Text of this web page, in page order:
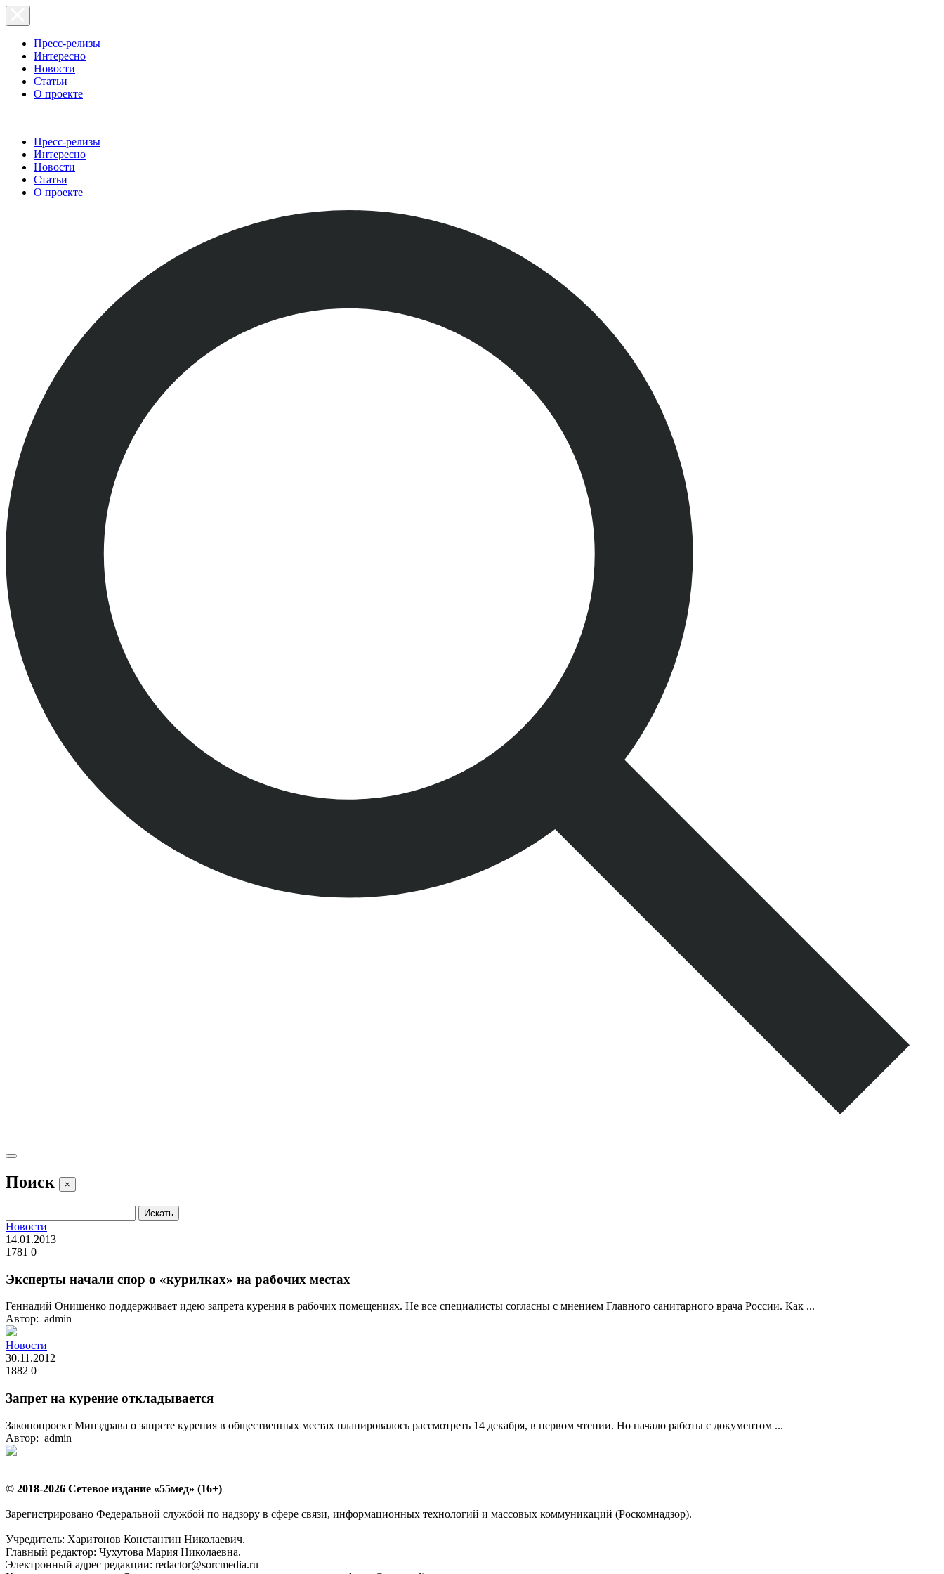
Пресс-релизы
Интересно
Новости
Статьи
О проекте
Пресс-релизы
Интересно
Новости
Статьи
О проекте
Поиск ×
Новости
14.01.2013
1781 0
Эксперты начали спор о «курилках» на рабочих местах
Геннадий Онищенко поддерживает идею запрета курения в рабочих помещениях. Не все специалисты согласны с мнением Главного санитарного врача России. Как ...
Автор: admin
Новости
30.11.2012
1882 0
Запрет на курение откладывается
Законопроект Минздрава о запрете курения в общественных местах планировалось рассмотреть 14 декабря, в первом чтении. Но начало работы с документом ...
Автор: admin
© 2018-2026 Сетевое издание «55мед» (16+)
Зарегистрировано Федеральной службой по надзору в сфере связи, информационных технологий и массовых коммуникаций (Роскомнадзор).
Учредитель: Харитонов Константин Николаевич.
Главный редактор: Чухутова Мария Николаевна.
Электронный адрес редакции: redactor@sorcmedia.ru